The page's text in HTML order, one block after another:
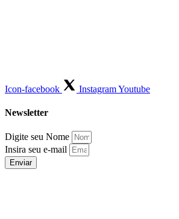
Icon-facebook InstagramYoutube
Newsletter
Digite seu Nome
Insira seu e-mail
Enviar